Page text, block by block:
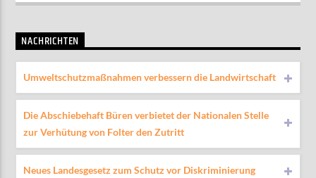
NACHRICHTEN
Umweltschutzmaßnahmen verbessern die Landwirtschaft
Die Abschiebehaft Büren verbietet der Nationalen Stelle
zur Verhütung von Folter den Zutritt
Neues Landesgesetz zum Schutz vor Diskriminierung